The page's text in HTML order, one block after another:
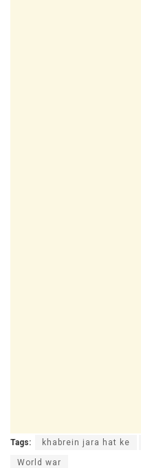
Tags: khabrein jara hat ke
World war